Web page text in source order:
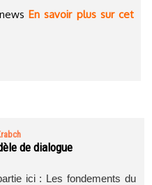
En savoir plus sur cet
de dialogue
ici : Les fondements du